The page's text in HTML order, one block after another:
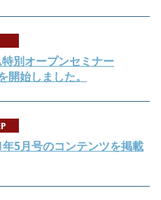
別オープンセミナー
開始しました。
5月号のコンテンツを掲載